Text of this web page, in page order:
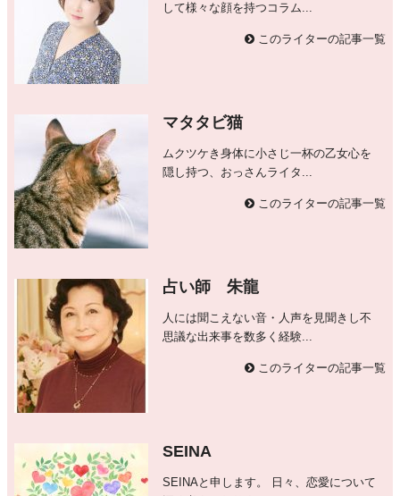
して様々な顔を持つコラム...
このライターの記事一覧
マタタビ猫
ムクツケき身体に小さじ一杯の乙女心を
隠し持つ、おっさんライタ...
このライターの記事一覧
占い師 朱龍
人には聞こえない音・人声を見聞きし不
思議な出来事を数多く経験...
このライターの記事一覧
SEINA
SEINAと申します。 日々、恋愛について